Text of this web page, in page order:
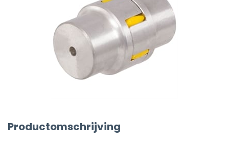
Productomschrijving